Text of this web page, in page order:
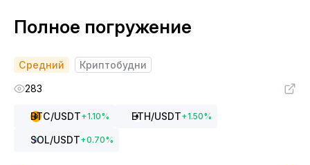
Полное погружение
Средний
Криптобудни
283
BTC/USDT+1.10% ETH/USDT+1.50%
SOL/USDT+0.70%